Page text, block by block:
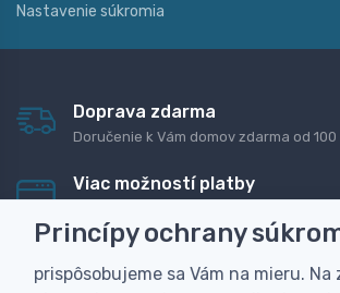
Nastavenie súkromia
Doprava zdarma
Doručenie k Vám domov zdarma od 100
Viac možností platby
dobierku
Personalizácia
Princípy ochrany
prispôsobujeme sa Vám na mieru. Na